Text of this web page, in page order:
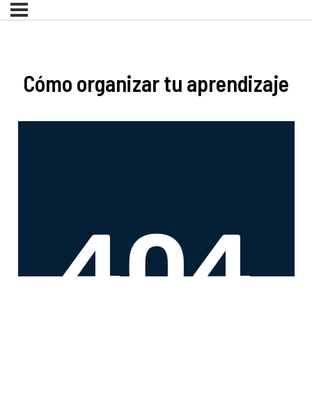
Cómo organizar tu aprendizaje